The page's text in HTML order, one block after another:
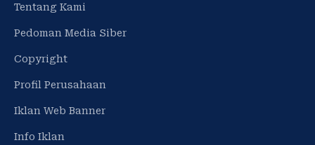
Tentang Kami
Pedoman Media Siber
Copyright
Profil Perusahaan
Iklan Web Banner
Info Iklan